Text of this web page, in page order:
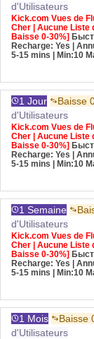
d'Utilisateurs
Kick.com Vues de
Cher | Aucune Liste
Baisse 0-30%]
Recharge: Yes |
5-15 mins
| Min:10
1 Jour Baisse
d'Utilisateurs
Kick.com Vues de
Cher | Aucune Liste
Baisse 0-30%]
Recharge: Yes |
5-15 mins
| Min:10
1 Semaine
d'Utilisateurs
Kick.com Vues de
Cher | Aucune Liste
Baisse 0-30%]
Recharge: Yes |
5-15 mins
| Min:10
1 Mois Baisse
d'Utilisateurs